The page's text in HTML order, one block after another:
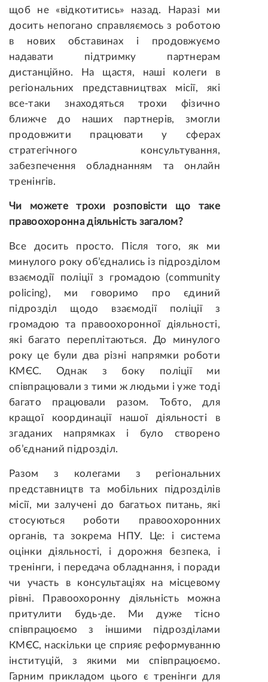
щоб не «відкотитись» назад. Наразі ми
досить непогано справляємось з роботою
в нових обставинах і продовжуємо
надавати підтримку партнерам
дистанційно. На щастя, наші колеги в
регіональних представництвах місії, які
все-таки знаходяться трохи фізично
ближче до наших партнерів, змогли
продовжити працювати у сферах
стратегічного консультування,
забезпечення обладнанням та онлайн
тренінгів.
Чи можете трохи розповісти що таке
правоохоронна діяльність загалом?
Все досить просто. Після того, як ми
минулого року об’єднались із підрозділом
взаємодії поліції з громадою (community
policing), ми говоримо про єдиний
підрозділ щодо взаємодії поліції з
громадою та правоохоронної діяльності,
які багато переплітаються. До минулого
року це були два різні напрямки роботи
КМЄС. Однак з боку поліції ми
співпрацювали з тими ж людьми і уже тоді
багато працювали разом. Тобто, для
кращої координації нашої діяльності в
згаданих напрямках і було створено
об’єднаний підрозділ.
Разом з колегами з регіональних
представництв та мобільних підрозділів
місії, ми залучені до багатьох питань, які
стосуються роботи правоохоронних
органів, та зокрема НПУ. Це: і система
оцінки діяльності, і дорожня безпека, і
тренінги, і передача обладнання, і поради
чи участь в консультаціях на місцевому
рівні. Правоохоронну діяльність можна
притулити будь-де. Ми дуже тісно
співпрацюємо з іншими підрозділами
КМЄС, наскільки це сприяє реформуванню
інституцій, з якими ми співпрацюємо.
Гарним прикладом цього є тренінги для